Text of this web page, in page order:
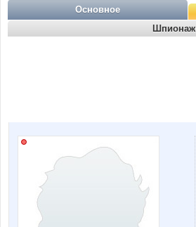
Основное
Шпионаж